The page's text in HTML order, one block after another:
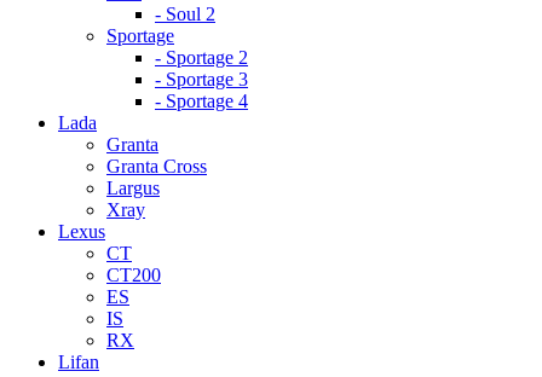
- Soul 2
Sportage
- Sportage 2
- Sportage 3
- Sportage 4
Lada
Granta
Granta Cross
Largus
Xray
Lexus
CT
CT200
ES
IS
RX
Lifan